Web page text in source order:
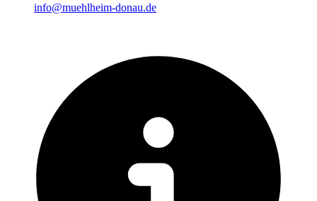
info@muehlheim-donau.de